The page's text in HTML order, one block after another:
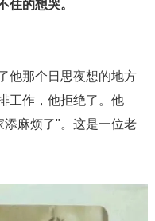
住的想哭。
他那个日思夜想的地方
工作，他拒绝了。他
麻烦了"。这是一位老